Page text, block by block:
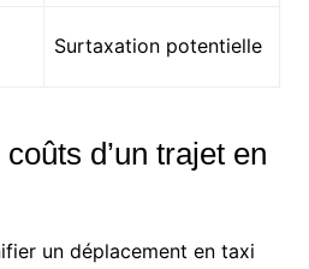
Surtaxation potentielle
d’un trajet en
un déplacement en taxi